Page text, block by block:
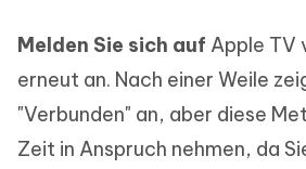
Melden Sie sich auf Apple TV
erneut an. Nach einer Weile
"Verbunden" an, aber diese
Zeit in Anspruch nehmen, da